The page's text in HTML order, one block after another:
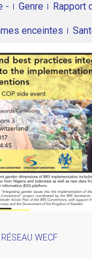
- Genre Rapport
enceintes
RÉSEAU WECF